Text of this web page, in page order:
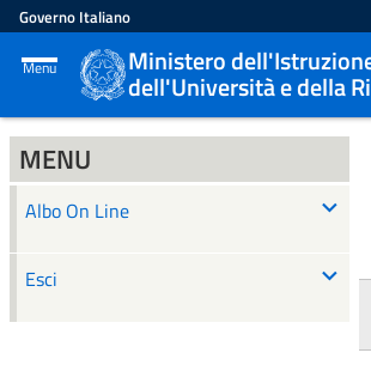
Governo Italiano
Menu Ministero
dell'Università e della
MENU
Albo On Line
Esci
ALBO ON LINE
Ricerca